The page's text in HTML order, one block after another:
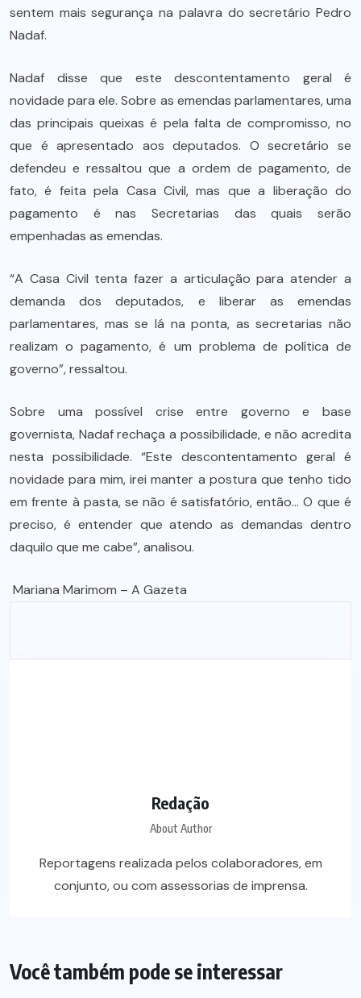
sentem mais segurança na palavra do secretário Pedro
Nadaf.
Nadaf disse que este descontentamento geral é
novidade para ele. Sobre as emendas parlamentares, uma
das principais queixas é pela falta de compromisso, no
que é apresentado aos deputados. O secretário se
defendeu e ressaltou que a ordem de pagamento, de
fato, é feita pela Casa Civil, mas que a liberação do
pagamento é nas Secretarias das quais serão
empenhadas as emendas.
“A Casa Civil tenta fazer a articulação para atender a
demanda dos deputados, e liberar as emendas
parlamentares, mas se lá na ponta, as secretarias não
realizam o pagamento, é um problema de política de
governo”, ressaltou.
Sobre uma possível crise entre governo e base
governista, Nadaf rechaça a possibilidade, e não acredita
nesta possibilidade. “Este descontentamento geral é
novidade para mim, irei manter a postura que tenho tido
em frente à pasta, se não é satisfatório, então… O que é
preciso, é entender que atendo as demandas dentro
daquilo que me cabe”, analisou.
Mariana Marimom – A Gazeta
Redação
About Author
Reportagens realizada pelos colaboradores, em
conjunto, ou com assessorias de imprensa.
Você também pode se interessar